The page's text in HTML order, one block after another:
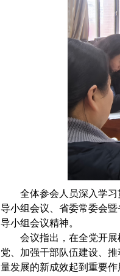
全体参会人员深入学
导小组会议、省委常委会
导小组会议精神。
会议指出，在全党开
党、加强干部队伍建设、
量发展的新成效起到重要